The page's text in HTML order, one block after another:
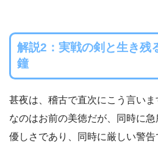
解説2：実戦の剣と生き残
鐘
甚夜は、稽古で直次にこう言い
なのはお前の美徳だが、同時に
優しさであり、同時に厳しい警告